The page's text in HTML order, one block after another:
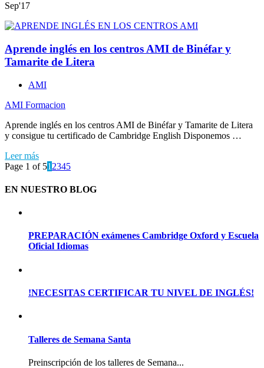
Sep'17
Aprende inglés en los centros AMI de Binéfar y
Tamarite de Litera
AMI
AMI Formacion
Aprende inglés en los centros AMI de Binéfar y Tamarite de Litera
y consigue tu certificado de Cambridge English Disponemos …
Leer más
Page 1 of 51 2345
EN NUESTRO BLOG
PREPARACIÓN exámenes Cambridge Oxford y Escuela
Oficial Idiomas
!NECESITAS CERTIFICAR TU NIVEL DE INGLÉS!
Talleres de Semana Santa
Preinscripción de los talleres de Semana...